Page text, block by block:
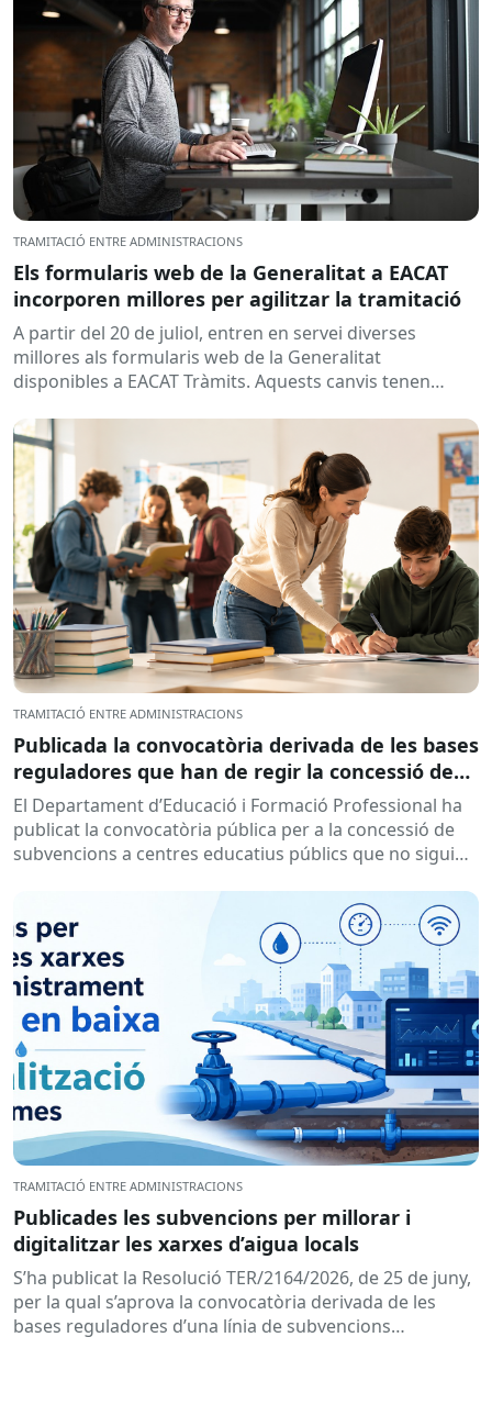
TRAMITACIÓ ENTRE ADMINISTRACIONS
Els formularis web de la Generalitat a EACAT
incorporen millores per agilitzar la tramitació
A partir del 20 de juliol, entren en servei diverses
millores als formularis web de la Generalitat
disponibles a EACAT Tràmits. Aquests canvis tenen
TRAMITACIÓ ENTRE ADMINISTRACIONS
Publicada la convocatòria derivada de les bases
reguladores que han de regir la concessió de
subvencions a centres educatius, per al
desenvolupament de programes de formació i
inserció, durant el curs 2026-2027
El Departament d’Educació i Formació Professional ha
publicat la convocatòria pública per a la concessió de
subvencions a centres educatius públics que no siguin
TRAMITACIÓ ENTRE ADMINISTRACIONS
Publicades les subvencions per millorar i
digitalitzar les xarxes d’aigua locals
S’ha publicat la Resolució TER/2164/2026, de 25 de juny,
per la qual s’aprova la convocatòria derivada de les
bases reguladores d’una línia de subvencions